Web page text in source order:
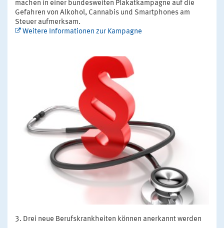
machen in einer bundesweiten Plakatkampagne auf die
Gefahren von Alkohol, Cannabis und Smartphones am
Steuer aufmerksam.
Weitere Informationen zur Kampagne
Drei neue Berufskrankheiten können anerkannt werden